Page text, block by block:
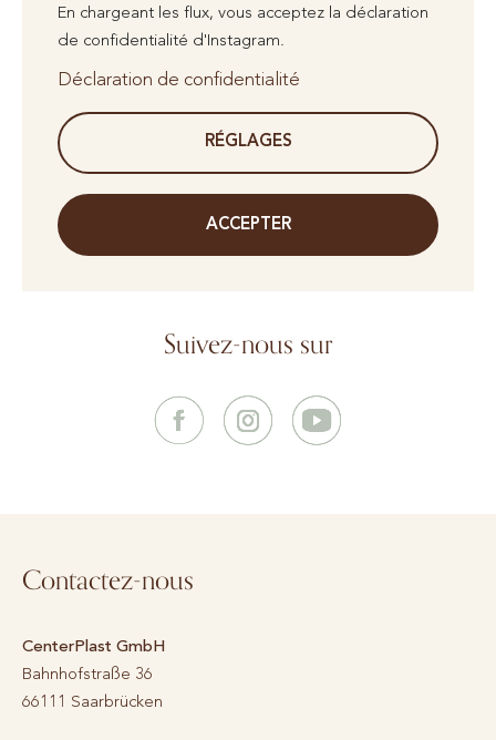
En chargeant les flux, vous acceptez la déclaration
de confidentialité d'Instagram.
Déclaration de confidentialité
RÉGLAGES
ACCEPTER
Suivez-nous sur
Contactez-nous
CenterPlast GmbH
Bahnhofstraße 36
66111 Saarbrücken